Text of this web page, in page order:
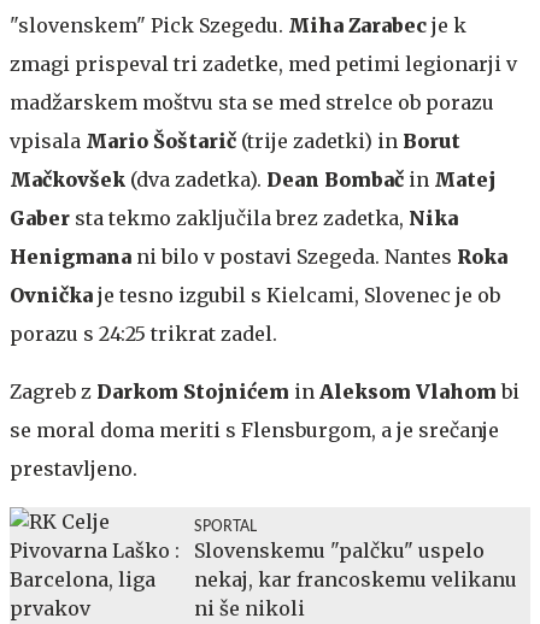
"slovenskem" Pick Szegedu. Miha Zarabec je k
zmagi prispeval tri zadetke, med petimi legionarji v
madžarskem moštvu sta se med strelce ob porazu
vpisala Mario Šoštarič (trije zadetki) in Borut
Mačkovšek (dva zadetka). Dean Bombač in Matej
Gaber sta tekmo zaključila brez zadetka, Nika
Henigmana ni bilo v postavi Szegeda. Nantes Roka
Ovnička je tesno izgubil s Kielcami, Slovenec je ob
porazu s 24:25 trikrat zadel.
Zagreb z Darkom Stojnićem in Aleksom Vlahom bi
se moral doma meriti s Flensburgom, a je srečanje
prestavljeno.
SPORTAL
Slovenskemu "palčku" uspelo
nekaj, kar francoskemu velikanu
ni še nikoli